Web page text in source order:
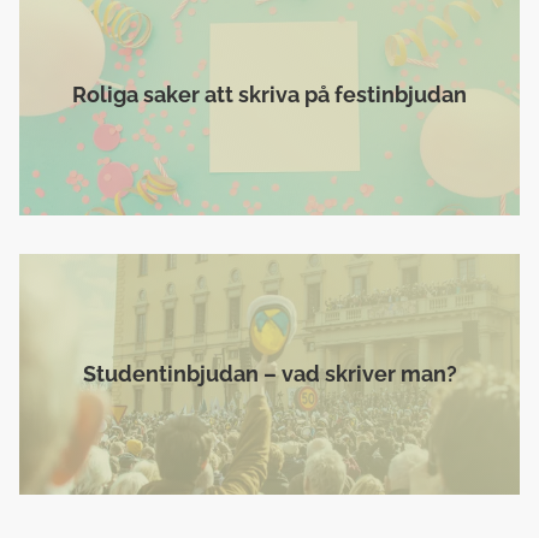
Roliga saker att skriva på festinbjudan
Studentinbjudan – vad skriver man?